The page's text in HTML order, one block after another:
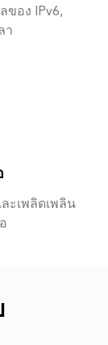
ของ IPv6,
า
ะเพลิดเพลิน